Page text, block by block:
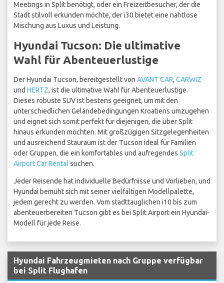
Meetings in Split benötigt, oder ein Freizeitbesucher, der die
Stadt stilvoll erkunden möchte, der i30 bietet eine nahtlose
Mischung aus Luxus und Leistung.
Hyundai Tucson: Die ultimative
Wahl für Abenteuerlustige
Der Hyundai Tucson, bereitgestellt von AVANT CAR, CARWIZ
und HERTZ, ist die ultimative Wahl für Abenteuerlustige.
Dieses robuste SUV ist bestens geeignet, um mit den
unterschiedlichen Geländebedingungen Kroatiens umzugehen
und eignet sich somit perfekt für diejenigen, die über Split
hinaus erkunden möchten. Mit großzügigen Sitzgelegenheiten
und ausreichend Stauraum ist der Tucson ideal für Familien
oder Gruppen, die ein komfortables und aufregendes Split
Airport Car Rental suchen.
Jeder Reisende hat individuelle Bedürfnisse und Vorlieben, und
Hyundai bemüht sich mit seiner vielfältigen Modellpalette,
jedem gerecht zu werden. Vom stadttauglichen i10 bis zum
abenteuerbereiten Tucson gibt es bei Split Airport ein Hyundai-
Modell für jede Reise.
Hyundai Fahrzeugmieten nach Gruppe verfügbar
bei Split Flughafen